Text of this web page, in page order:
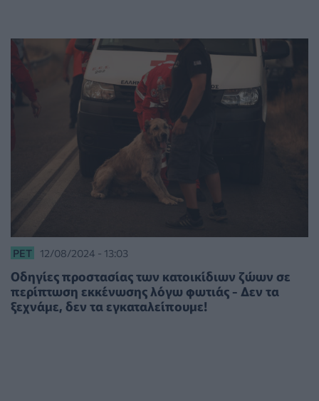
PET 12/08/2024 - 13:03
Οδηγίες προστασίας των κατοικίδιων ζώων σε
περίπτωση εκκένωσης λόγω φωτιάς - Δεν τα
ξεχνάμε, δεν τα εγκαταλείπουμε!